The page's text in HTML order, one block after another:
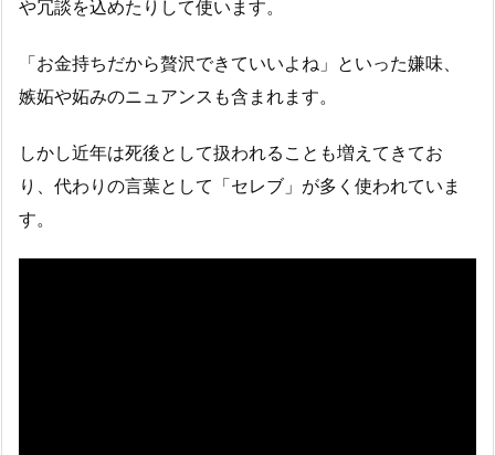
や冗談を込めたりして使います。
「お金持ちだから贅沢できていいよね」といった嫌味、
嫉妬や妬みのニュアンスも含まれます。
しかし近年は死後として扱われることも増えてきてお
り、代わりの言葉として「セレブ」が多く使われていま
す。